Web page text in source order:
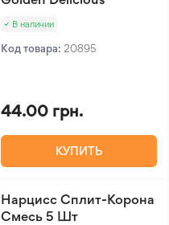
В наличии
Код товара: 20895
44.00 грн.
КУПИТЬ
Нарцисс Сплит-Корона
Смесь 5 Шт